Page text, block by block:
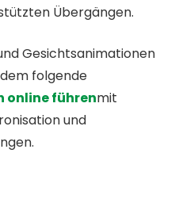
Übergängen.
Gesichtsanimationen
folgende
online führenmit
und